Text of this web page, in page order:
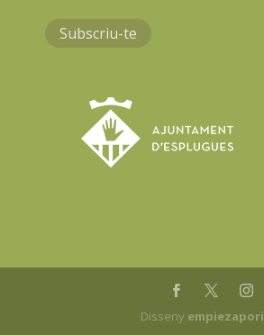
Subscriu-te
Disseny empiezapori